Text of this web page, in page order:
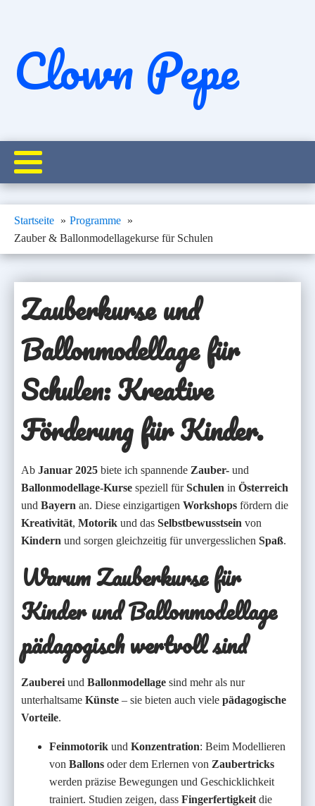
Clown Pepe
Startseite
Programme
Zauber & Ballonmodellagekurse für Schulen
Zauberkurseund
Ballonmodellagefür
Schulen:Kreative
FörderungfürKinder.
Ab Januar 2025 biete ich spannende Zauber- und
Ballonmodellage-Kurse speziell fürSchulen in Österreich
und Bayern an. Diese einzigartigen Workshops fördern die
Kreativität, Motorik und das Selbstbewusstsein von
Kindern und sorgen gleichzeitig für unvergesslichen Spaß.
Warum Zauberkurse für
Kinder und Ballonmodellage
pädagogisch wertvoll sind
Zauberei und Ballonmodellage sind mehr als nur
unterhaltsame Künste – sie bieten auch viele pädagogische
Vorteile.
Feinmotorik und Konzentration: Beim Modellieren
von Ballons oder dem Erlernen von Zaubertricks
werden präzise Bewegungen und Geschicklichkeit
trainiert. Studien zeigen, dass Fingerfertigkeit die